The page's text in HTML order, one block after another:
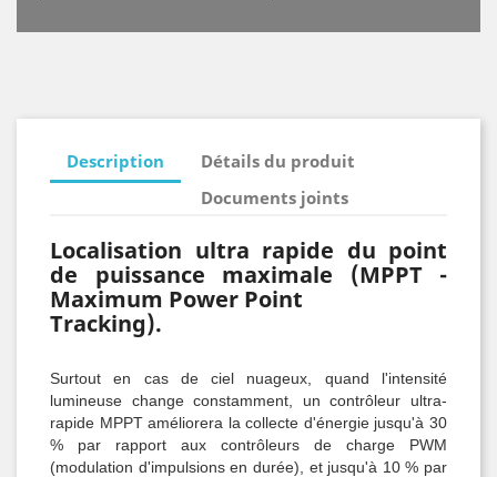
Description
Détails du produit
Documents joints
Localisation ultra rapide du point
de puissance maximale (MPPT -
Maximum Power Point
Tracking).
Surtout en cas de ciel nuageux, quand l'intensité
lumineuse change constamment, un contrôleur ultra-
rapide MPPT améliorera la collecte d'énergie jusqu'à 30
% par rapport aux contrôleurs de charge PWM
(modulation d'impulsions en durée), et jusqu'à 10 % par